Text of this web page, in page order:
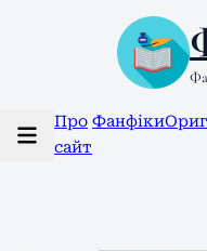
Про
сайт
Фанфіки